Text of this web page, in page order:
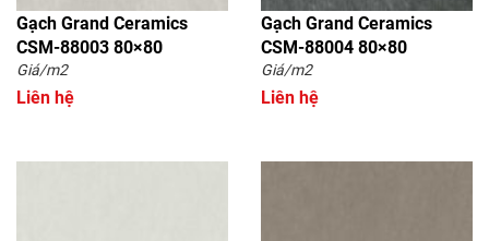
Gạch Grand Ceramics
CSM-88003 80×80
Giá/m2
Liên hệ
Gạch Grand Ceramics
CSM-88004 80×80
Giá/m2
Liên hệ